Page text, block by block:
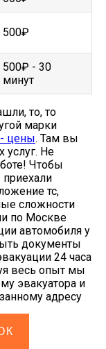
500₽
500₽ - 30
минут
то, то
марки
- цены. Там вы
услуг. Не
Чтобы
тс,
сложности
по Москве
автомобиля у
документы
24 часа
весь опыт мы
эвакуатора и
адресу